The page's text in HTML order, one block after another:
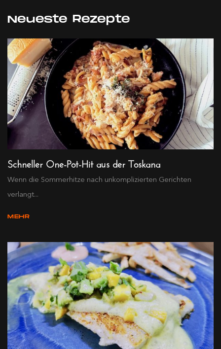
Neueste Rezepte
Schneller One-Pot-Hit aus der Toskana
Wenn die Sommerhitze nach unkomplizierten Gerichten
verlangt...
MEHR